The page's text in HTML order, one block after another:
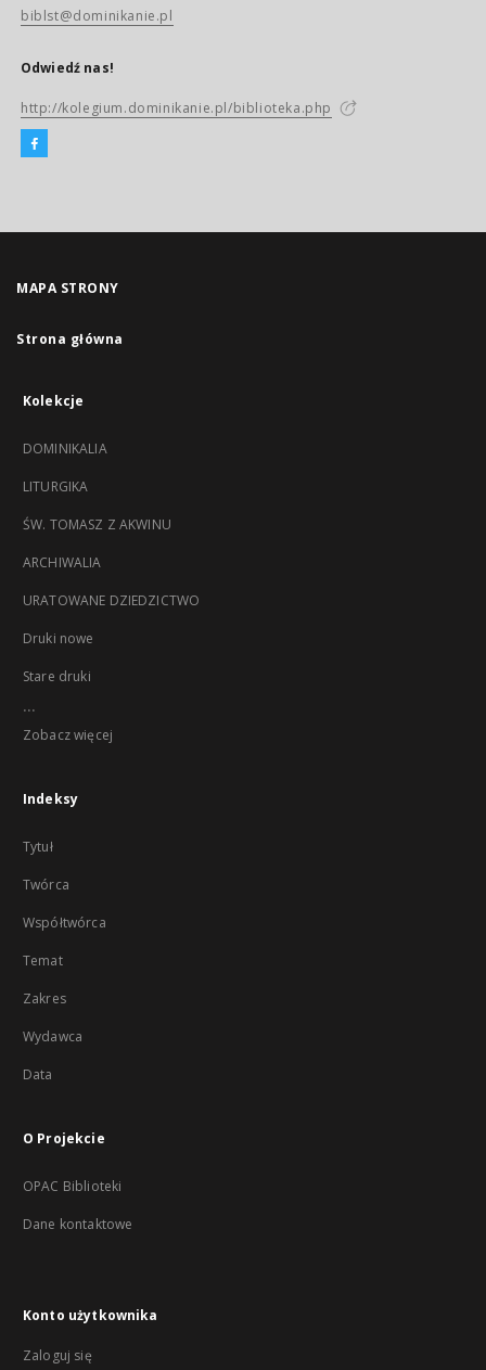
biblst@dominikanie.pl
Odwiedź nas!
http://kolegium.dominikanie.pl/biblioteka.php
MAPA STRONY
Strona główna
Kolekcje
DOMINIKALIA
LITURGIKA
ŚW. TOMASZ Z AKWINU
ARCHIWALIA
URATOWANE DZIEDZICTWO
Druki nowe
Stare druki
...
Zobacz więcej
Indeksy
Tytuł
Twórca
Współtwórca
Temat
Zakres
Wydawca
Data
O Projekcie
OPAC Biblioteki
Dane kontaktowe
Konto użytkownika
Zaloguj się